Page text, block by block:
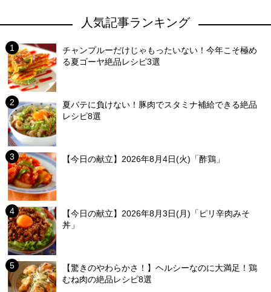
人気記事ランキング
チャンプルーだけじゃもったいない！今年こそ極め
る夏ゴーヤ絶品レシピ3選
夏バテに負けない！豚肉でスタミナ補給できる絶品
レシピ8選
【今日の献立】2026年8月4日(火)「酢鶏」
【今日の献立】2026年8月3日(月)「ピリ辛肉みそ
丼」
【驚きのやわらかさ！】ヘルシーなのに大満足！鶏
むね肉の絶品レシピ8選